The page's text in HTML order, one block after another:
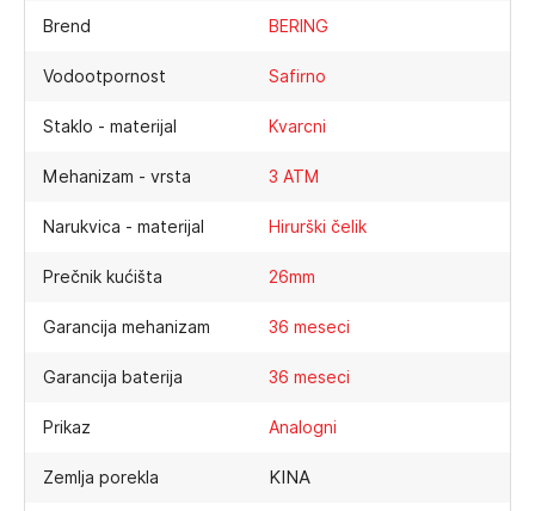
Brend BERING
Vodootpornost Safirno
Staklo - materijal Kvarcni
Mehanizam - vrsta 3 ATM
Narukvica - materijal Hirurški čelik
Prečnik kućišta 26mm
Garancija mehanizam 36 meseci
Garancija baterija 36 meseci
Prikaz Analogni
Zemlja porekla KINA